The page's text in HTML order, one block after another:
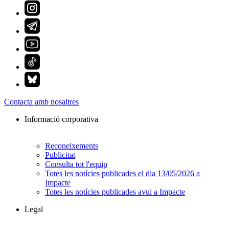
Contacta amb nosaltres
Informació corporativa
Reconeixements
Publicitat
Consulta tot l'equip
Totes les notícies publicades el dia 13/05/2026 a
Impacte
Totes les notícies publicades avui a Impacte
Legal